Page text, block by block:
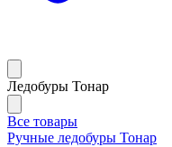
Ледобуры Тонар
Все товары
Ручные ледобуры Тонар